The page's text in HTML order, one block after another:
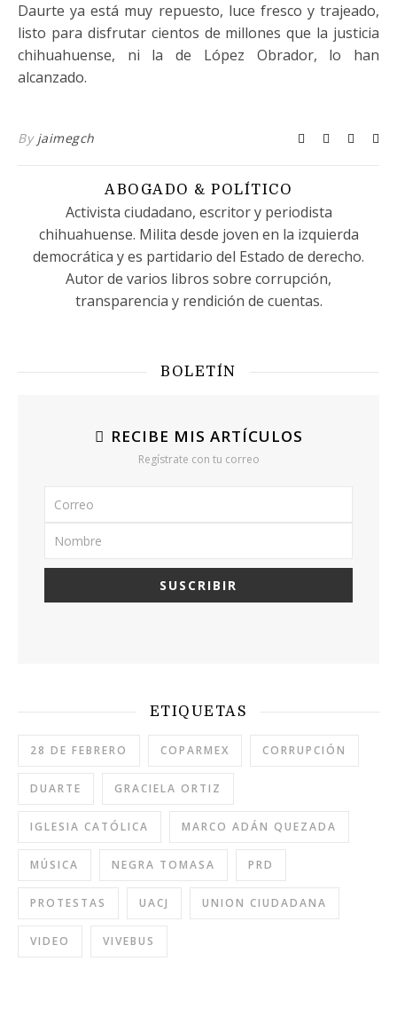
Daurte ya está muy repuesto, luce fresco y trajeado,
listo para disfrutar cientos de millones que la justicia
chihuahuense, ni la de López Obrador, lo han
alcanzado.
By jaimegch
ABOGADO & POLÍTICO
Activista ciudadano, escritor y periodista
chihuahuense. Milita desde joven en la izquierda
democrática y es partidario del Estado de derecho.
Autor de varios libros sobre corrupción,
transparencia y rendición de cuentas.
BOLETÍN
RECIBE MIS ARTÍCULOS
Regístrate con tu correo
ETIQUETAS
28 DE FEBRERO COPARMEX CORRUPCIÓN
DUARTE GRACIELA ORTIZ
IGLESIA CATÓLICA MARCO ADÁN QUEZADA
MÚSICA NEGRA TOMASA PRD
PROTESTAS UACJ UNION CIUDADANA
VIDEO VIVEBUS